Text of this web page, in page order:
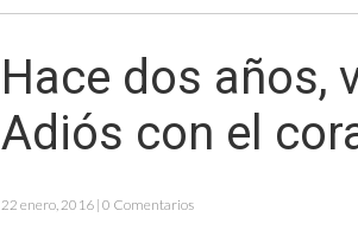
Hace dos años,
Adiós con el
22 enero, 2016 | 0 Comentarios